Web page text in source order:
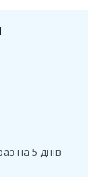
на 5 днів